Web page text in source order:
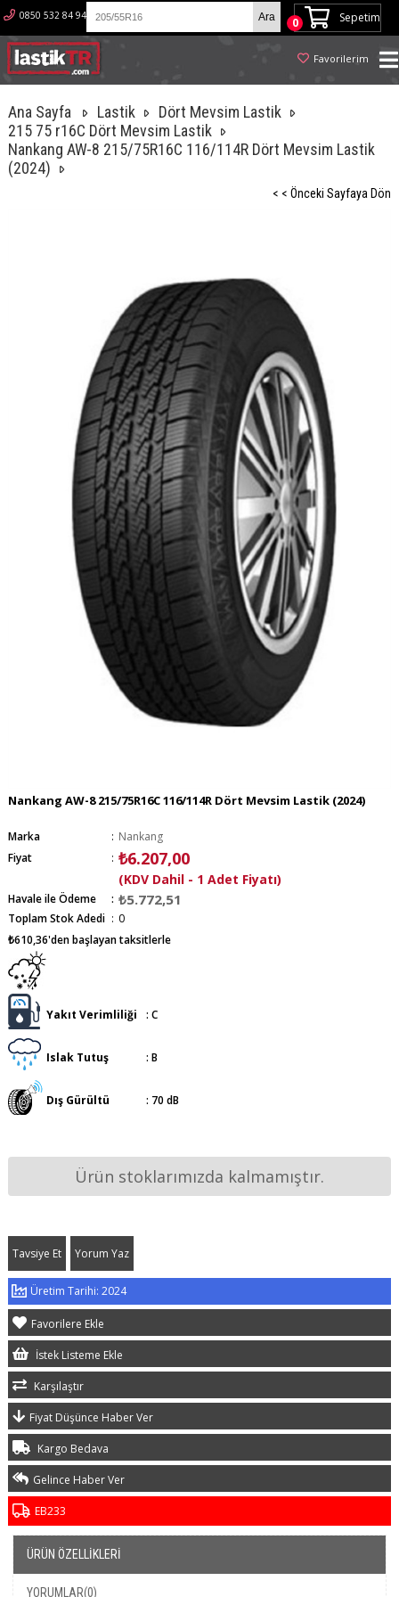
Sepetim
0
Favorilerim
0850 532 84 94
Ana Sayfa Lastik
Dört Mevsim Lastik
215 75 r16C Dört Mevsim Lastik
Nankang AW-8 215/75R16C 116/114R Dört Mevsim Lastik
(2024)
< < Önceki Sayfaya Dön
Nankang AW-8 215/75R16C 116/114R Dört Mevsim Lastik (2024)
Marka : Nankang
Fiyat
: ₺6.207,00
(KDV Dahil - 1 Adet Fiyatı)
Havale ile Ödeme ₺5.772,51
Toplam Stok Adedi : 0
₺610,36'den başlayan taksitlerle
Yakıt Verimliliği : C
Islak Tutuş : B
Dış Gürültü : 70 dB
Ürün stoklarımızda kalmamıştır.
Tavsiye Et Yorum Yaz
2024
Favorilere Ekle
İstek Listeme Ekle
Karşılaştır
Fiyat Düşünce Haber Ver
Kargo Bedava
Gelince Haber Ver
EB233
ÜRÜN ÖZELLIKLERI
YORUMLAR(0)